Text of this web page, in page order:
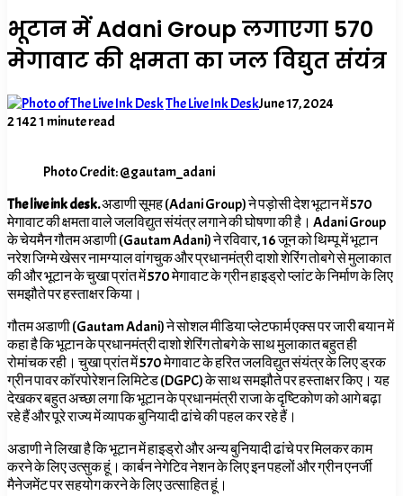
भूटान में Adani Group लगाएगा 570
मेगावाट की क्षमता का जल विद्युत संयंत्र
The Live Ink DeskJune 17, 2024
21421 minute read
Photo Credit: @gautam_adani
The live ink desk.अडाणी सूमह (Adani Group) ने पड़ोसी देश भूटान में 570
मेगावाट की क्षमता वाले जलविद्युत संयंत्र लगाने की घोषणा की है। Adani Group
के चेयमैन गौतम अडाणी (Gautam Adani) ने रविवार, 16 जून को थिम्पू में भूटान
नरेश जिग्मे खेसर नामग्याल वांगचुक और प्रधानमंत्री दाशो शेरिंग तोबगे से मुलाकात
की और भूटान के चुखा प्रांत में 570 मेगावाट के ग्रीन हाइड्रो प्लांट के निर्माण के लिए
समझौते पर हस्ताक्षर किया।
गौतम अडाणी (Gautam Adani) ने सोशल मीडिया प्लेटफार्म एक्स पर जारी बयान में
कहा है कि भूटान के प्रधानमंत्री दाशो शेरिंग तोबगे के साथ मुलाकात बहुत ही
रोमांचक रही। चुखा प्रांत में 570 मेगावाट के हरित जलविद्युत संयंत्र के लिए ड्रक
ग्रीन पावर कॉरपोरेशन लिमिटेड (DGPC) के साथ समझौते पर हस्ताक्षर किए। यह
देखकर बहुत अच्छा लगा कि भूटान के प्रधानमंत्री राजा के दृष्टिकोण को आगे बढ़ा
रहे हैं और पूरे राज्य में व्यापक बुनियादी ढांचे की पहल कर रहे हैं।
अडाणी ने लिखा है कि भूटान में हाइड्रो और अन्य बुनियादी ढांचे पर मिलकर काम
करने के लिए उत्सुक हूं। कार्बन नेगेटिव नेशन के लिए इन पहलों और ग्रीन एनर्जी
मैनेजमेंट पर सहयोग करने के लिए उत्साहित हूं।